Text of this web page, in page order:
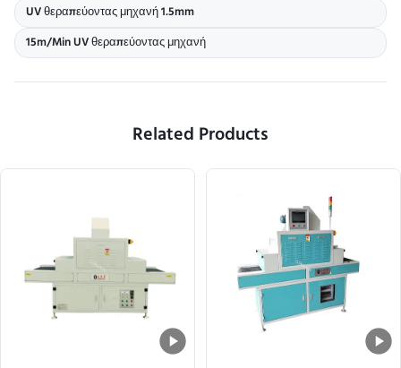
UV θεραπεύοντας μηχανή 1.5mm
15m/Min UV θεραπεύοντας μηχανή
Related Products